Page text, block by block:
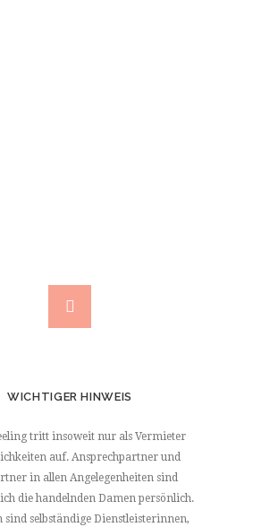
WICHTIGER HINWEIS
tritt insoweit nur als Vermieter
auf. Ansprechpartner und
in allen Angelegenheiten sind
die handelnden Damen persönlich.
sind selbständige Dienstleisterinnen,